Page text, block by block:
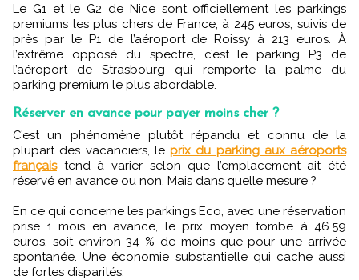
Le G1 et le G2 de Nice sont officiellement les parkings
premiums les plus chers de France, à 245 euros, suivis de
près par le P1 de l’aéroport de Roissy à 213 euros. À
l’extrême opposé du spectre, c’est le parking P3 de
l’aéroport de Strasbourg qui remporte la palme du
parking premium le plus abordable.
Réserver en avance pour payer moins cher ?
C’est un phénomène plutôt répandu et connu de la
plupart des vacanciers, le prix du parking aux aéroports
françaistend à varier selon que l’emplacement ait été
réservé en avance ou non. Mais dans quelle mesure ?
En ce qui concerne les parkings Eco, avec une réservation
prise 1 mois en avance, le prix moyen tombe à 46.59
euros, soit environ 34 % de moins que pour une arrivée
spontanée. Une économie substantielle qui cache aussi
de fortes disparités.